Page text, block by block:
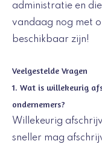
administratie en
vandaag nog met
beschikbaar zijn!
Veelgestelde Vragen
1. Wat is willekeurig
ondernemers?
Willekeurig
sneller mag